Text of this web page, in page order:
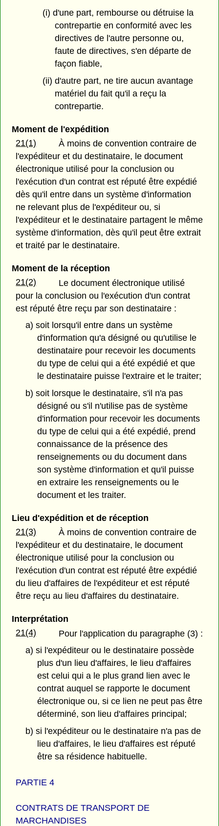
(i) d'une part, rembourse ou détruise la
contrepartie en conformité avec les
directives de l'autre personne ou,
faute de directives, s'en départe de
façon fiable,
(ii) d'autre part, ne tire aucun avantage
matériel du fait qu'il a reçu la
contrepartie.
Moment de l'expédition
21(1)
À moins de convention contraire de
l'expéditeur et du destinataire, le document
électronique utilisé pour la conclusion ou
l'exécution d'un contrat est réputé être expédié
dès qu'il entre dans un système d'information
ne relevant plus de l'expéditeur ou, si
l'expéditeur et le destinataire partagent le même
système d'information, dès qu'il peut être extrait
et traité par le destinataire.
Moment de la réception
21(2)
Le document électronique utilisé
pour la conclusion ou l'exécution d'un contrat
est réputé être reçu par son destinataire :
a) soit lorsqu'il entre dans un système
d'information qu'a désigné ou qu'utilise le
destinataire pour recevoir les documents
du type de celui qui a été expédié et que
le destinataire puisse l'extraire et le traiter;
b) soit lorsque le destinataire, s'il n'a pas
désigné ou s'il n'utilise pas de système
d'information pour recevoir les documents
du type de celui qui a été expédié, prend
connaissance de la présence des
renseignements ou du document dans
son système d'information et qu'il puisse
en extraire les renseignements ou le
document et les traiter.
Lieu d'expédition et de réception
21(3)
À moins de convention contraire de
l'expéditeur et du destinataire, le document
électronique utilisé pour la conclusion ou
l'exécution d'un contrat est réputé être expédié
du lieu d'affaires de l'expéditeur et est réputé
être reçu au lieu d'affaires du destinataire.
Interprétation
21(4)
Pour l'application du paragraphe (3) :
a) si l'expéditeur ou le destinataire possède
plus d'un lieu d'affaires, le lieu d'affaires
est celui qui a le plus grand lien avec le
contrat auquel se rapporte le document
électronique ou, si ce lien ne peut pas être
déterminé, son lieu d'affaires principal;
b) si l'expéditeur ou le destinataire n'a pas de
lieu d'affaires, le lieu d'affaires est réputé
être sa résidence habituelle.
PARTIE 4
CONTRATS DE TRANSPORT DE
MARCHANDISES